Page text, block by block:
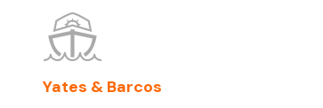
Yates & Barcos